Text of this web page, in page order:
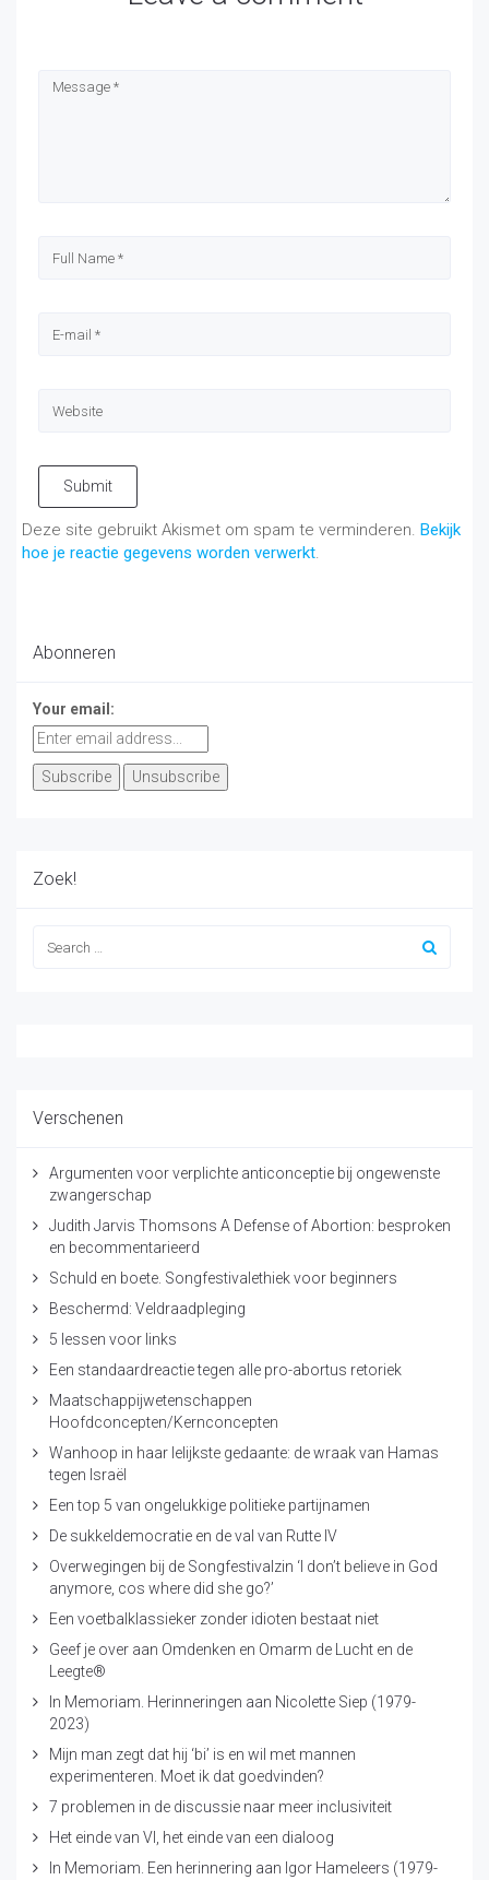
Submit
Deze site gebruikt Akismet om spam te verminderen. Bekijk
hoe je reactie gegevens worden verwerkt.
Abonneren
Your email:
Zoek!
Verschenen
Argumenten voor verplichte anticonceptie bij ongewenste
zwangerschap
Judith Jarvis Thomsons A Defense of Abortion: besproken
en becommentarieerd
Schuld en boete. Songfestivalethiek voor beginners
Beschermd: Veldraadpleging
5 lessen voor links
Een standaardreactie tegen alle pro-abortus retoriek
Maatschappijwetenschappen
Hoofdconcepten/Kernconcepten
Wanhoop in haar lelijkste gedaante: de wraak van Hamas
tegen Israël
Een top 5 van ongelukkige politieke partijnamen
De sukkeldemocratie en de val van Rutte IV
Overwegingen bij de Songfestivalzin ‘I don’t believe in God
anymore, cos where did she go?’
Een voetbalklassieker zonder idioten bestaat niet
Geef je over aan Omdenken en Omarm de Lucht en de
Leegte®
In Memoriam. Herinneringen aan Nicolette Siep (1979-
2023)
Mijn man zegt dat hij ‘bi’ is en wil met mannen
experimenteren. Moet ik dat goedvinden?
7 problemen in de discussie naar meer inclusiviteit
Het einde van VI, het einde van een dialoog
In Memoriam. Een herinnering aan Igor Hameleers (1979-